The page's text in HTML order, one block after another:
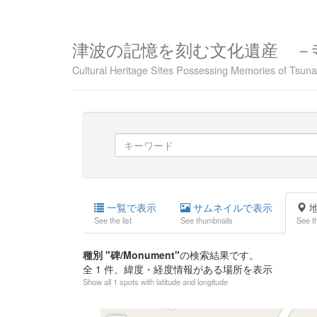
津波の記憶を刻む文化遺産 －
Cultural Heritage Sites Possessing Memories of
一覧で表示
See the list
サムネイルで表示
See thumbnails See
種別 "碑/Monument"の検索結果です。
全 1 件、緯度・経度情報がある場所を表示
Show all 1 spots with latitude and longitude